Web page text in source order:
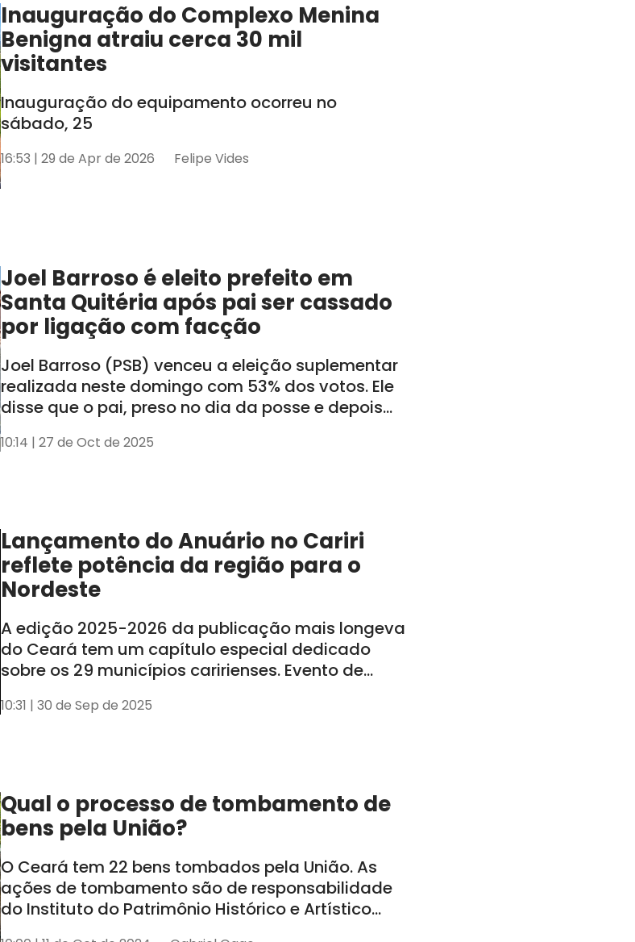
Inauguração do Complexo Menina
Benigna atraiu cerca 30 mil
visitantes
Inauguração do equipamento ocorreu no
sábado, 25
16:53 | 29 de Apr de 2026 Felipe Vides
Joel Barroso é eleito prefeito em
Santa Quitéria após pai ser cassado
por ligação com facção
Joel Barroso (PSB) venceu a eleição suplementar
realizada neste domingo com 53% dos votos. Ele
disse que o pai, preso no dia da posse e depois
10:14 | 27 de Oct de 2025
Lançamento do Anuário no Cariri
reflete potência da região para o
Nordeste
A edição 2025-2026 da publicação mais longeva
do Ceará tem um capítulo especial dedicado
sobre os 29 municípios caririenses. Evento de
em Juazeiro do Norte
10:31 | 30 de Sep de 2025
Qual o processo de tombamento de
bens pela União?
O Ceará tem 22 bens tombados pela União. As
ações de tombamento são de responsabilidade
do Instituto do Patrimônio Histórico e Artístico